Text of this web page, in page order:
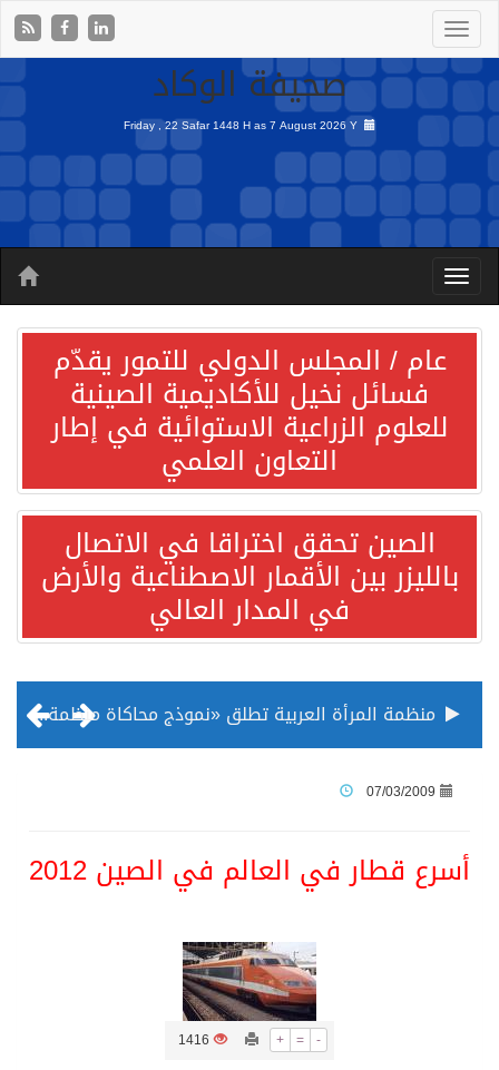
صحيفة الوكاد
Friday , 22 Safar 1448 H as7 August 2026 Y
عام / المجلس الدولي للتمور يقدّم
فسائل نخيل للأكاديمية الصينية
للعلوم الزراعية الاستوائية في إطار
التعاون العلمي
الصين تحقق اختراقا في الاتصال
بالليزر بين الأقمار الاصطناعية والأرض
في المدار العالي
منظمة المرأة العربية تطلق «نموذج محاكاة منظمة المرأة العربية للشباب» بمشاركة 10 دول عربية..غدًا
07/03/2009
أسرع قطار في العالم في الصين 2012
+ = -
1416